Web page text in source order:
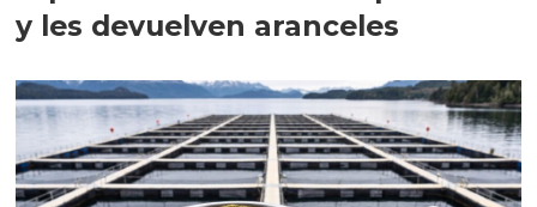
y les devuelven aranceles